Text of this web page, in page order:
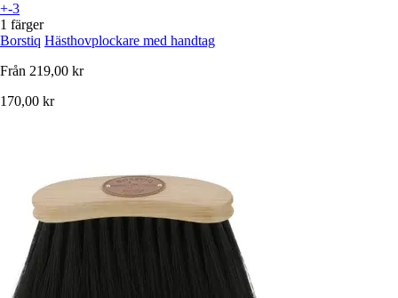
+-3
1 färger
Borstiq Hästhovplockare med handtag
Från 219,00 kr
170,00 kr